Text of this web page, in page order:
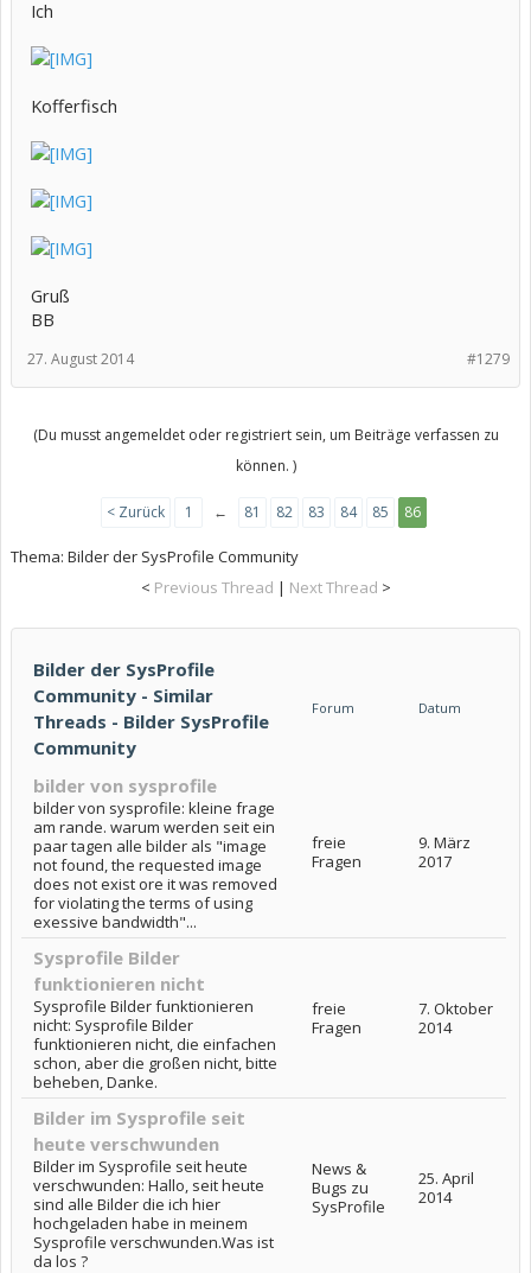
Ich
Kofferfisch
Gruß
BB
#1279
27. August 2014
(Du musst angemeldet oder registriert sein, um Beiträge verfassen zu
können. )
< Zurück 1 ← 81 82 83 84 85 86
Thema: Bilder der SysProfile Community
< Previous Thread | Next Thread >
Bilder der SysProfile
Community - Similar
Threads - Bilder SysProfile
Community
Forum Datum
bilder von sysprofile
bilder von sysprofile: kleine frage
am rande. warum werden seit ein
paar tagen alle bilder als "image
not found, the requested image
does not exist ore it was removed
for violating the terms of using
exessive bandwidth"...
freie
Fragen
9. März
2017
Sysprofile Bilder
funktionieren nicht
Sysprofile Bilder funktionieren
nicht: Sysprofile Bilder
funktionieren nicht, die einfachen
schon, aber die großen nicht, bitte
beheben, Danke.
freie
Fragen
7. Oktober
2014
Bilder im Sysprofile seit
heute verschwunden
Bilder im Sysprofile seit heute
verschwunden: Hallo, seit heute
sind alle Bilder die ich hier
hochgeladen habe in meinem
Sysprofile verschwunden.Was ist
da los ?
News &
Bugs zu
SysProfile
25. April
2014